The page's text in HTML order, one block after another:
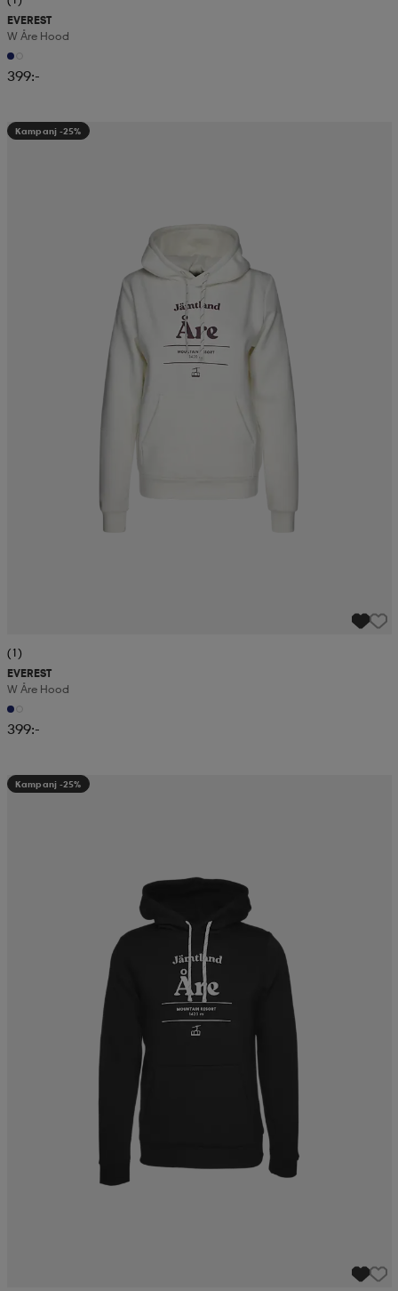
EVEREST
W Åre Hood
399:-
Kampanj -25%
(1)
EVEREST
W Åre Hood
399:-
Kampanj -25%